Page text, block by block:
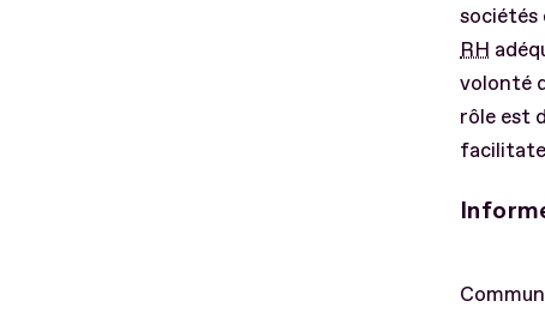
sociétés
RH
volonté
rôle est